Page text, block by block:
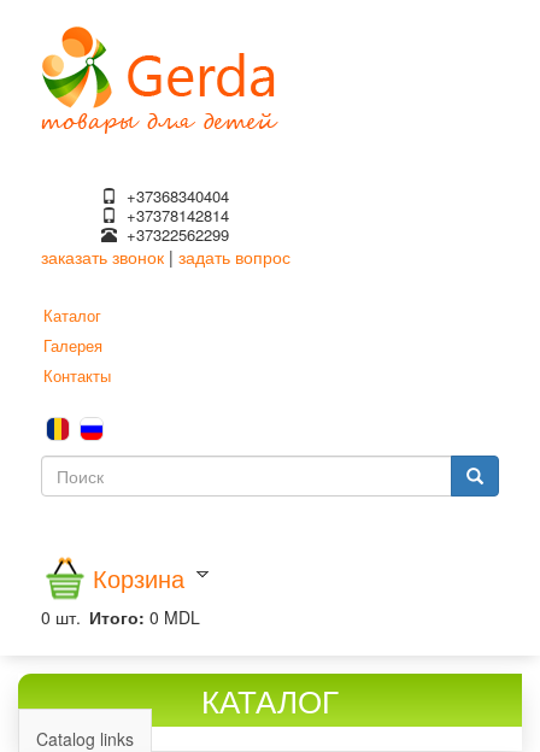
основному
содержанию
+37368340404
+37378142814
+37322562299
заказать звонок | задать вопрос
Каталог
Галерея
Контакты
Форма
Корзина
0 шт. Итого: 0 MDL
КАТАЛОГ
Catalog links